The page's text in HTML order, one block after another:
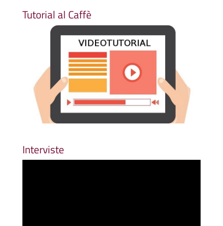
Tutorial al Caffè
Interviste